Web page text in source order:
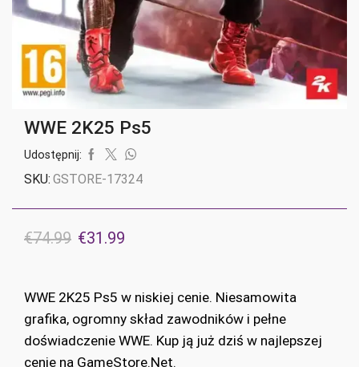
WWE 2K25 Ps5
Udostępnij:
SKU: GSTORE-17324
€74.99 Pierwotna
wynosiła:
€74.99.
€31.99
wynosi:
€31.99.
WWE 2K25 Ps5 w niskiej cenie. Niesamowita
grafika, ogromny skład zawodników i pełne
doświadczenie WWE. Kup ją już dziś w najlepszej
cenie na GameStore.Net.